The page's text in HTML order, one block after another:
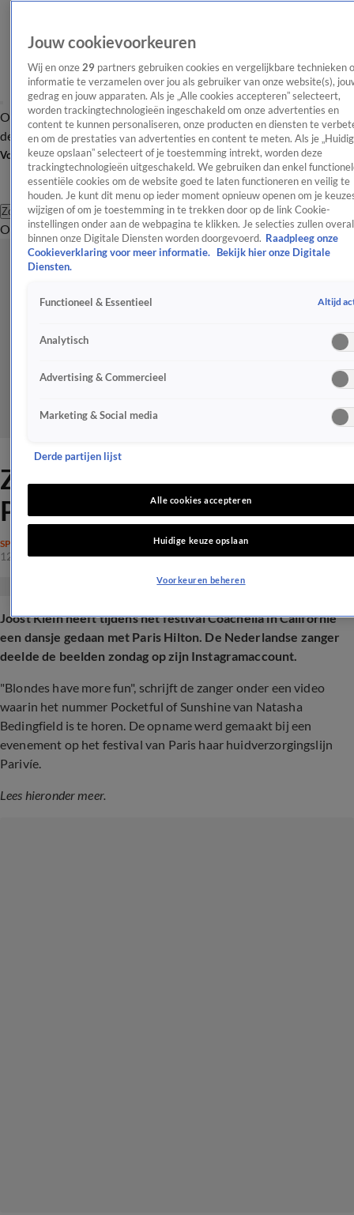
OverzichtAfleveringen Entertainment TV Algemeen
Tip
de redactieNieuwsbrief
Volg Shownieuws
Zoeken
OverzichtEntertainmentSpraakmakendRealityCrimeVideo's
Zien: Joost Klein gespot met
Paris Hilton
SPRAAKMAKEND
12 apr 2026, 09:09
Joost Klein heeft tijdens het festival Coachella in Californië
een dansje gedaan met Paris Hilton. De Nederlandse zanger
deelde de beelden zondag op zijn Instagramaccount.
"Blondes have more fun", schrijft de zanger onder een video
waarin het nummer Pocketful of Sunshine van Natasha
Bedingfield is te horen. De opname werd gemaakt bij een
evenement op het festival van Paris haar huidverzorgingslijn
Parivíe.
Lees hieronder meer.
Jouw cookievoorkeuren
Wij en onze 29 partners gebruiken cookies en vergelijkbare technieken
informatie te verzamelen over jou als gebruiker van onze website(s),
gedrag en jouw apparaten. Als je „Alle cookies accepteren” selecteert,
worden trackingtechnologieën ingeschakeld om onze advertenties en
content te kunnen personaliseren, onze producten en diensten te
en om de prestaties van advertenties en content te meten. Als je
keuze opslaan” selecteert of je toestemming intrekt, worden deze
trackingtechnologieën uitgeschakeld. We gebruiken dan enkel
essentiële cookies om de website goed te laten functioneren en veilig te
houden. Je kunt dit menu op ieder moment opnieuw openen om je
wijzigen of om je toestemming in te trekken door op de link Cookie-
instellingen onder aan de webpagina te klikken. Je selecties zullen overal
binnen onze Digitale Diensten worden doorgevoerd. Raadpleeg onze
Cookieverklaring voor meer informatie.
Bekijk hier onze Digitale
Diensten.
Functioneel & Essentieel Altijd
Analytisch
Advertising & Commercieel
Marketing & Social media
Derde partijen lijst
Alle cookies accepteren
Huidige keuze opslaan
Voorkeuren beheren